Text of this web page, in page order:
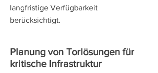
langfristige Verfügbarkeit
berücksichtigt.
Planung von Torlösungen für
kritische Infrastruktur